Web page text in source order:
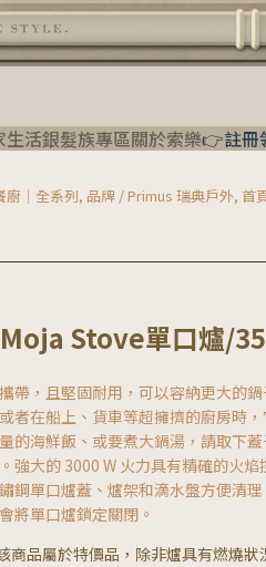
生活銀髮族專區關於索樂👉註冊
廚｜全系列, 品牌 / Primus 瑞典戶外, 首
Stove單口爐/
帶，且堅固耐用，可以容納更大的
者在船上、貨車等超擁擠的廚房時
的海鮮飯、或要煮大鍋湯，請取下
強大的 3000 W 火力具有精確的火
鋼單口爐蓋、爐架和滴水盤方便清
將單口爐鎖定關閉。
商品屬於特價品，除非爐具有燃燒